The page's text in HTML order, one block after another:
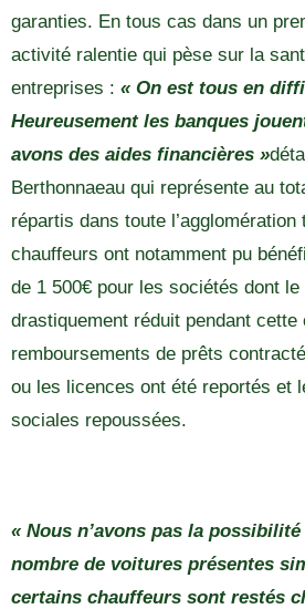
garanties. En tous cas dans un
activité ralentie qui pèse sur la
entreprises : « On est tous en
Heureusement les banques
avons des aides financières »
Berthonnaeau qui représente au
répartis dans toute l’agglomération
chauffeurs ont notamment pu
de 1 500€ pour les sociétés dont le
drastiquement réduit pendant
remboursements de prêts
ou les licences ont été reportés et
sociales repoussées.
« Nous n’avons pas la
nombre de voitures présentes
certains chauffeurs sont restés